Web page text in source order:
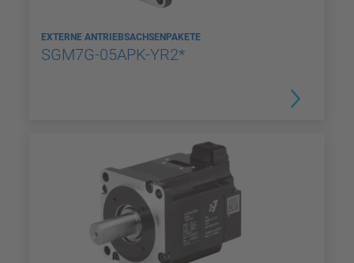
EXTERNE ANTRIEBSACHSENPAKETE
SGM7G-05APK-YR2*